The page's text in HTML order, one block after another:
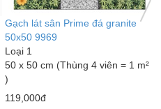
Gạch lát sân Prime đá granite
50x50 9969
Loại 1
50 x 50 cm (Thùng 4 viên = 1 m²
)
119,000đ